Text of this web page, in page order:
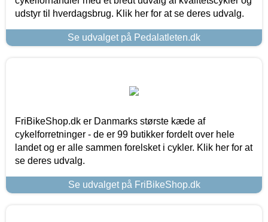
udstyr til hverdagsbrug. Klik her for at se deres udvalg.
Se udvalget på Pedalatleten.dk
FriBikeShop.dk er Danmarks største kæde af
cykelforretninger - de er 99 butikker fordelt over hele
landet og er alle sammen forelsket i cykler. Klik her for at
se deres udvalg.
Se udvalget på FriBikeShop.dk